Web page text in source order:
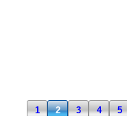
1 2 3 4 5